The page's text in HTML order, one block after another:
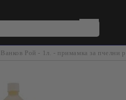
Ванков Рой - 1л. - примамка за пчелни